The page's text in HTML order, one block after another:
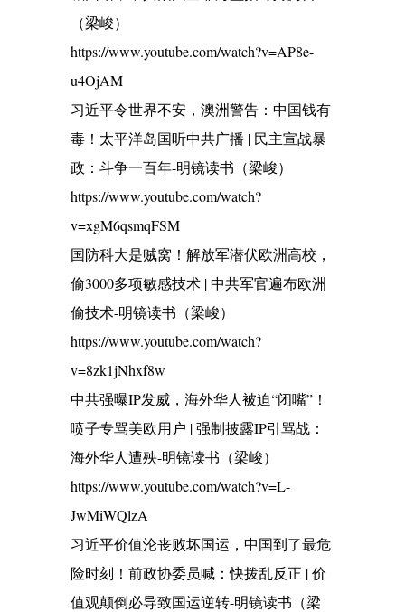
（梁峻）
https://www.youtube.com/watch?v=AP8e-
u4OjAM
习近平令世界不安，澳洲警告：中国钱有
毒！太平洋岛国听中共广播 | 民主宣战暴
政：斗争一百年-明镜读书（梁峻）
https://www.youtube.com/watch?
v=xgM6qsmqFSM
国防科大是贼窝！解放军潜伏欧洲高校，
偷3000多项敏感技术 | 中共军官遍布欧洲
偷技术-明镜读书（梁峻）
https://www.youtube.com/watch?
v=8zk1jNhxf8w
中共强曝IP发威，海外华人被迫“闭嘴”！
喷子专骂美欧用户 | 强制披露IP引骂战：
海外华人遭殃-明镜读书（梁峻）
https://www.youtube.com/watch?v=L-
JwMiWQlzA
习近平价值沦丧败坏国运，中国到了最危
险时刻！前政协委员喊：快拨乱反正 | 价
值观颠倒必导致国运逆转-明镜读书（梁